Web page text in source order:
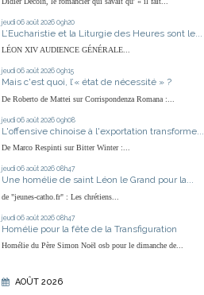
jeudi 06 août 2026 09h20
L’Eucharistie et la Liturgie des Heures sont le...
LÉON XIV AUDIENCE GÉNÉRALE...
jeudi 06 août 2026 09h15
Mais c'est quoi, l’« état de nécessité » ?
De Roberto de Mattei sur Corrispondenza Romana :...
jeudi 06 août 2026 09h08
L'offensive chinoise à l'exportation transforme...
De Marco Respinti sur Bitter Winter :...
jeudi 06 août 2026 08h47
Une homélie de saint Léon le Grand pour la...
de "jeunes-catho.fr" : Les chrétiens...
jeudi 06 août 2026 08h47
Homélie pour la fête de la Transfiguration
Homélie du Père Simon Noël osb pour le dimanche de...
AOÛT 2026